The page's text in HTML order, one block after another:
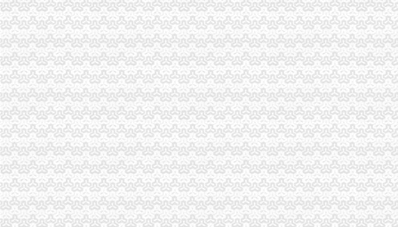
7日起重庆市民上网就能办税发票还能免费送到家_凤凰资讯
重庆地税-政务公开
重庆鹭佳工商注册提示您新公司的发票购买（转载）_会计_天涯论
【图】重庆万州腾翼C30团购作业,有购车发票,申请加精_长城C30
重庆破获一起大发票案涉案金额逾亿元|重庆|发票_新浪新闻
重庆地税-办税服务
7日起重庆市民上网就能办税发票还能免费送到家-新华网重庆频道
重庆市国税局〔2011〕第3号（重庆市国家税务局关于发布《普通发票
重庆国税发票图片
重庆市国家税务局关于印发《重庆市国家税务局发票管理基本程序》
重庆巴南方破获发票案涉案金额逾亿元-新华网重庆频道
重庆市地方税务局关于印发《重庆市地方税务局发票管理办》